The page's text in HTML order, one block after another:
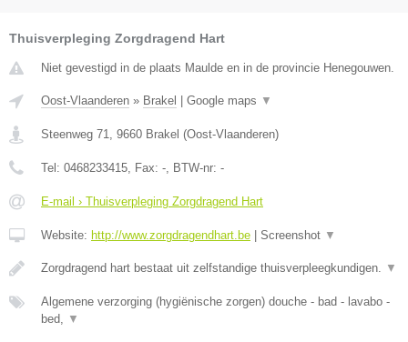
Thuisverpleging Zorgdragend Hart
Niet gevestigd in de plaats Maulde en in de provincie Henegouwen.
Oost-Vlaanderen » Brakel | Google maps ▼
Steenweg 71 9660 Brakel (Oost-Vlaanderen)
Tel: 0468233415 , Fax: - , BTW-nr: -
E-mail › Thuisverpleging Zorgdragend Hart
Website: http://www.zorgdragendhart.be | Screenshot ▼
Zorgdragend hart bestaat uit zelfstandige thuisverpleegkundigen. ▼
Algemene verzorging (hygiënische zorgen) douche - bad - lavabo -
bed,
▼